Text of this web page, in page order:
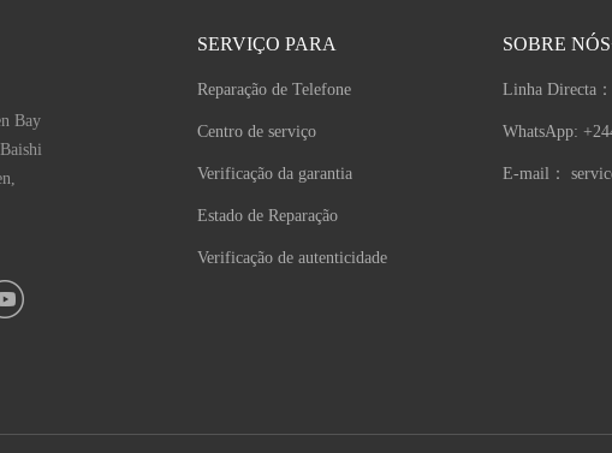
Bay
SERVIÇO PARA
Reparação de Telefone
Centro de serviço
Verificação da garantia
Estado de Reparação
Verificação de autenticidade
SOBRE
Linha Directa：
WhatsApp:
E-mail：